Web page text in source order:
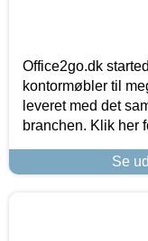
Office2go.dk
kontormøbler til
leveret med det
branchen. Klik her
Se